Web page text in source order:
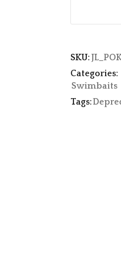
SKU:
Categories:
Swimbaits
Tags: